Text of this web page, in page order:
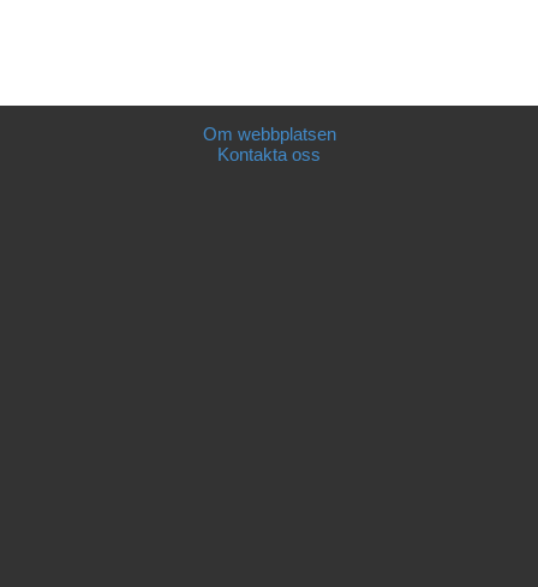
Om webbplatsen
Kontakta oss